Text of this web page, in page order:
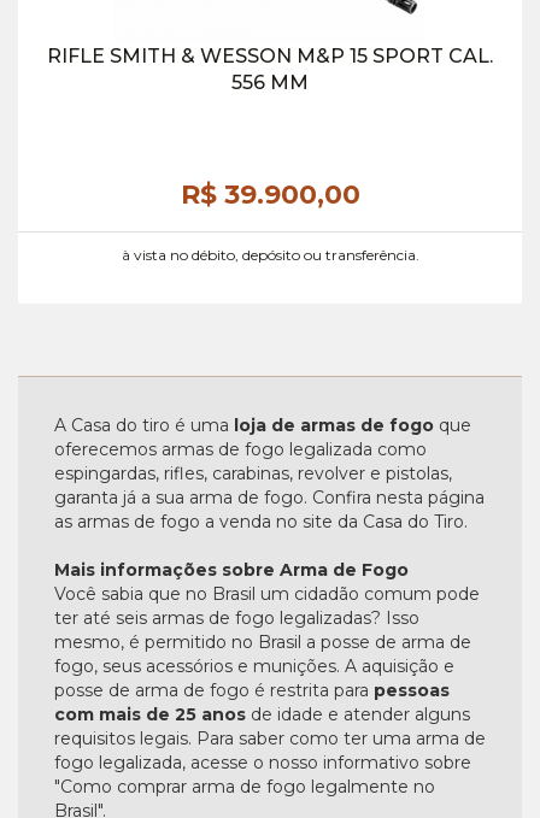
RIFLE SMITH & WESSON M&P 15 SPORT CAL.
556 MM
R$ 39.900,00
à vista no débito, depósito ou transferência.
A Casa do tiro é uma loja de armas de fogo que
oferecemos armas de fogo legalizada como
espingardas, rifles, carabinas, revolver e pistolas,
garanta já a sua arma de fogo. Confira nesta página
as armas de fogo a venda no site da Casa do Tiro.
Mais informações sobre Arma de Fogo
Você sabia que no Brasil um cidadão comum pode
ter até seis armas de fogo legalizadas? Isso
mesmo, é permitido no Brasil a posse de arma de
fogo, seus acessórios e munições. A aquisição e
posse de arma de fogo é restrita para pessoas
com mais de 25 anos de idade e atender alguns
requisitos legais. Para saber como ter uma arma de
fogo legalizada, acesse o nosso informativo sobre
"Como comprar arma de fogo legalmente no
Brasil".